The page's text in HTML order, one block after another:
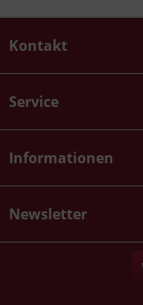
Kontakt
Service
Informationen
Newsletter